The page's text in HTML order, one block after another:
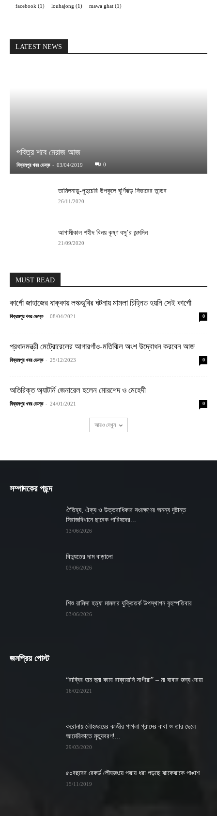
facebook (1) louhajong (1) mawa ghat (1)
LATEST NEWS
পবিত্র শবে মেরাজ আজ
বিক্রমপুর খবর ডেস্ক - 03/04/2019 0
তামিলনাড়ু-পুদুচেরি উপকূলে ঘূর্ণিঝড় নিভারের তান্ডব
26/11/2020
আগামীকাল শহীদ বিনয় কৃষ্ণ বসু’র জন্মদিন
21/09/2020
MUST READ
কার্গো জাহাজের ধাক্কায় লঞ্চডুবির ঘটনায় মামলা চিহ্নিত হয়নি সেই কার্গো
বিক্রমপুর খবর ডেস্ক - 08/04/2021 0
প্রধানমন্ত্রী মেট্রোরেলের আগারগাঁও-মতিঝিল অংশ উদ্বোধন করবেন আজ
বিক্রমপুর খবর ডেস্ক - 25/12/2023 0
অতিরিক্ত অ্যাটর্নি জেনারেল হলেন মোরশেদ ও মেহেদী
বিক্রমপুর খবর ডেস্ক - 24/01/2021 0
আরও দেখুন
সম্পাদকের পছন্দ
ঐতিহ্য, ঐক্য ও উত্তরাধিকার সংরক্ষণের অনন্য দৃষ্টান্ত
সিরাজদিখানে ছাবেক পারিষদের...
13/06/2026
বিদ্যুতের দাম বাড়ালো
03/06/2026
শিশু রামিসা হত্যা মামলার যুক্তিতর্ক উপস্থাপন বৃহস্পতিবার
03/06/2026
জনপ্রিয় পোস্ট
“রাব্বির হাম হুমা কামা রাব্বায়ানি সাগীরা” – মা বাবার জন্য দোয়া
16/02/2021
করোনায় লৌহজংয়ের কাজীর পাগলা গ্রামের বাবা ও তার ছেলে
আমেরিকাতে মৃত্যুবরণ!...
29/03/2020
৫০বছরের রেকর্ড লৌহজংয়ে পদ্মায় ধরা পড়ছে ঝাকেঝাকে পাঙাশ
15/11/2019